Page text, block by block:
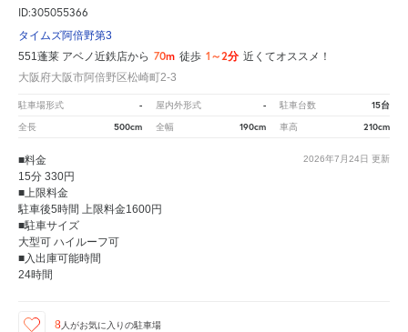
ID:305055366
タイムズ阿倍野第3
551蓬莱 アベノ近鉄店から 70m 徒歩 1～2分 近くてオススメ！
大阪府大阪市阿倍野区松崎町2-3
駐車場形式 - 屋内外形式 - 駐車台数 15台
全長 500cm 全幅 190cm 車高 210cm
2026年7月24日 更新
■料金
15分 330円
■上限料金
駐車後5時間 上限料金1600円
■駐車サイズ
大型可 ハイルーフ可
■入出庫可能時間
24時間
8 人がお気に入りの駐車場